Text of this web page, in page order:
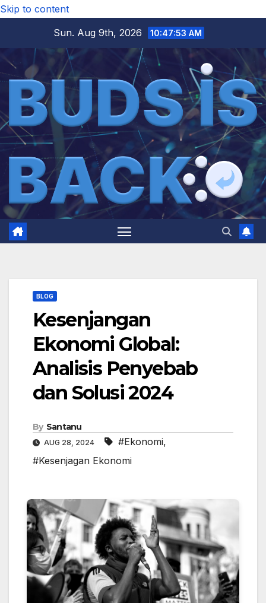
Skip to content
Sun. Aug 9th, 2026
10:47:54 AM
BLOG
Kesenjangan
Ekonomi Global:
Analisis Penyebab
dan Solusi 2024
By Santanu
AUG 28, 2024 #Ekonomi,
#Kesenjagan Ekonomi